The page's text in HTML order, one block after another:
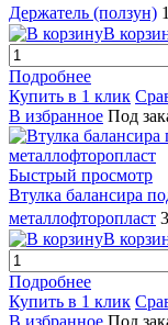
Держатель (ползун)
В
Подробнее
Купить в 1 клик
В избранное Под
Быстрый просмотр
Втулка балансира
металлофторопласт
В
Подробнее
Купить в 1 клик
В избранное Под